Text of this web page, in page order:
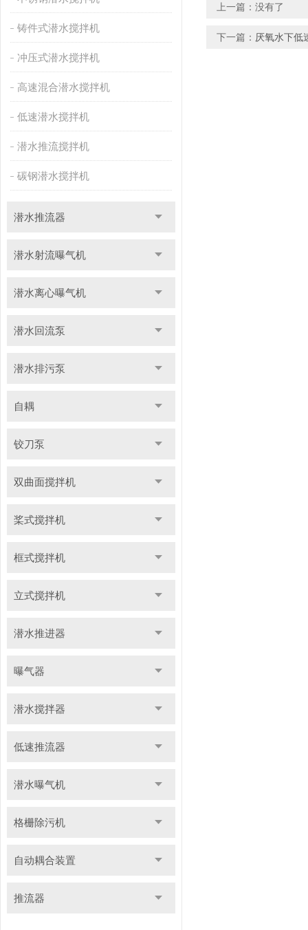
铸件式潜水搅拌机
冲压式潜水搅拌机
高速混合潜水搅拌机
低速潜水搅拌机
潜水推流搅拌机
碳钢潜水搅拌机
潜水推流器
潜水射流曝气机
潜水离心曝气机
潜水回流泵
潜水排污泵
自耦
铰刀泵
双曲面搅拌机
桨式搅拌机
框式搅拌机
立式搅拌机
潜水推进器
曝气器
潜水搅拌器
低速推流器
潜水曝气机
格栅除污机
自动耦合装置
推流器
上一篇：没有了
下一篇： 厌氧水下低